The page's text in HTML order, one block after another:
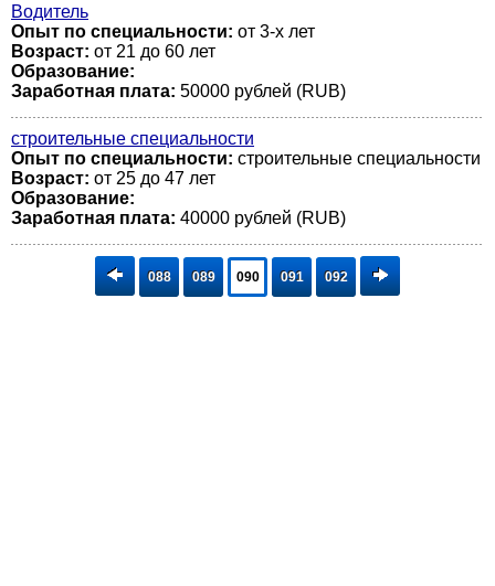
Водитель
Опыт по специальности: от 3-х лет
Возраст: от 21 до 60 лет
Образование:
Заработная плата: 50000 рублей (RUB)
строительные специальности
Опыт по специальности: строительные специальности
Возраст: от 25 до 47 лет
Образование:
Заработная плата: 40000 рублей (RUB)
088 089 090 091 092